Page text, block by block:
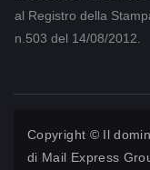
al Registro della
n.503 del 14/08/2012.
Copyright © Il
di Mail Express